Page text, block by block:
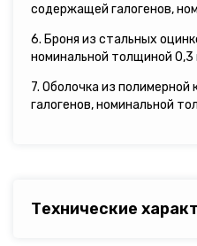
содержащей галогенов,
6. Броня из стальных
номинальной толщиной 0,3
7. Оболочка из
галогенов, номинальной
Технические